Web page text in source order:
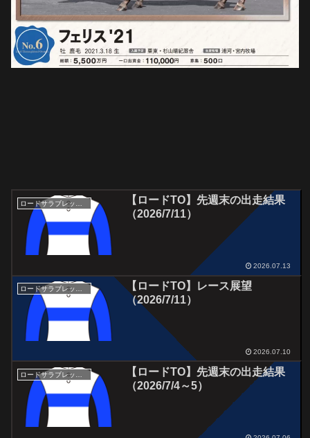
【ロードTO】先週末の出走結果
（2026/7/11）
2026.07.13
ロードサラブレッドオーナーズ
【ロードTO】レース展望
（2026/7/11）
2026.07.10
【ロードTO】先週末の出走結果
（2026/7/4～5）